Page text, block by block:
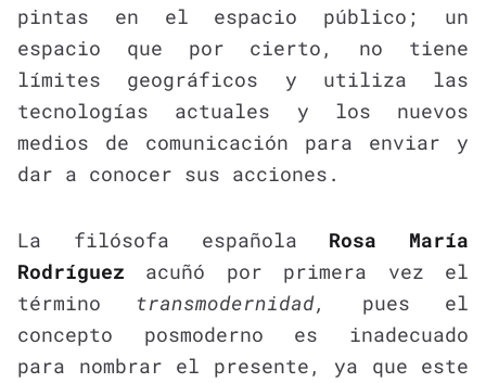
pintas en el espacio público; un
espacio que por cierto, no tiene
límites geográficos y utiliza las
tecnologías actuales y los nuevos
medios de comunicación para enviar y
dar a conocer sus acciones.
La filósofa española Rosa María
Rodríguez acuñó por primera vez el
término transmodernidad, pues el
concepto posmoderno es inadecuado
para nombrar el presente, ya que este